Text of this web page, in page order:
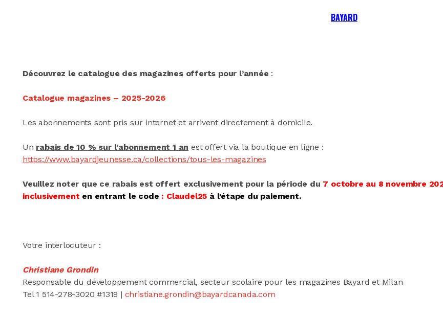
BAYARD
Découvrez le catalogue des magazines offerts pour l’année :
Catalogue magazines – 2025-2026
Les abonnements sont pris sur internet et arrivent directement à domicile.
Un rabais de 10 % sur l’abonnement 1 an est offert via la boutique en ligne :
https://www.bayardjeunesse.ca/collections/tous-les-magazines
Veuillez noter que ce rabais est offert exclusivement pour la période du 7 octobre au 8 novembre
inclusivement en entrant le code : Claudel25 à l’étape du paiement.
Votre interlocuteur :
Christiane Grondin
Responsable du développement commercial, secteur scolaire pour les magazines Bayard et Milan
Tel 1 514-278-3020 #1319 | christiane.grondin@bayardcanada.com